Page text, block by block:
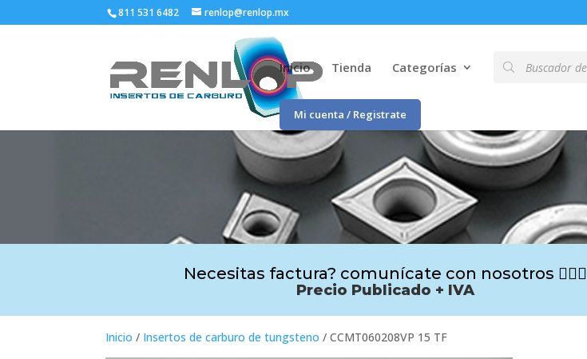
811 531 6482 renlop@renlop.mx
Inicio Tienda Categorías de
productos
Mi cuenta / Registrate
Necesitas factura? comunícate con nosotros 🙋🏻‍♂️
Precio Publicado + IVA
Inicio / Insertos de carburo de tungsteno / CCMT060208VP 15 TF